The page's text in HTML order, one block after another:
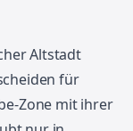
Altstadt
für
Zone mit ihrer